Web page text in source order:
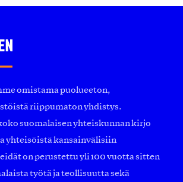
omistama puolueeton,
riippumaton yhdistys.
suomalaisen yhteiskunnan kirjo
yhteisöistä kansainvälisiin
on perustettu yli 100 vuotta sitten
työtä ja teollisuutta sekä